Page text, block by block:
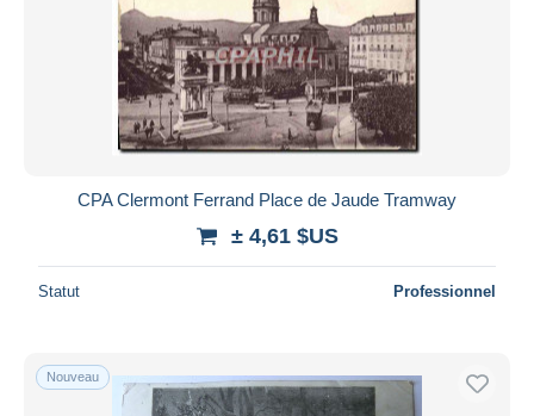
CPA Clermont Ferrand Place de Jaude Tramway
± 4,61 $US
Statut Professionnel
Nouveau